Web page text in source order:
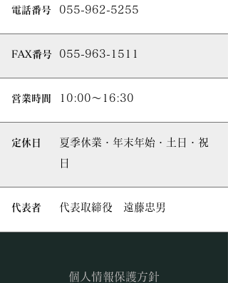
電話番号 055-962-5255
FAX番号 055-963-1511
営業時間 10:00〜16:30
定休日
夏季休業・年末年始・土日・祝
日
代表者 代表取締役 遠藤忠男
個人情報保護方針​